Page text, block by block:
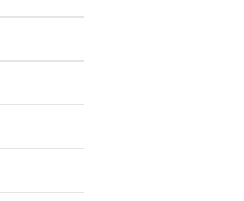
る可能性